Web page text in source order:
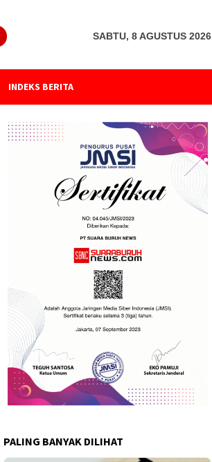
SABTU, 8 AGUSTUS 2026
INDEKS BERITA
PALING BANYAK DILIHAT